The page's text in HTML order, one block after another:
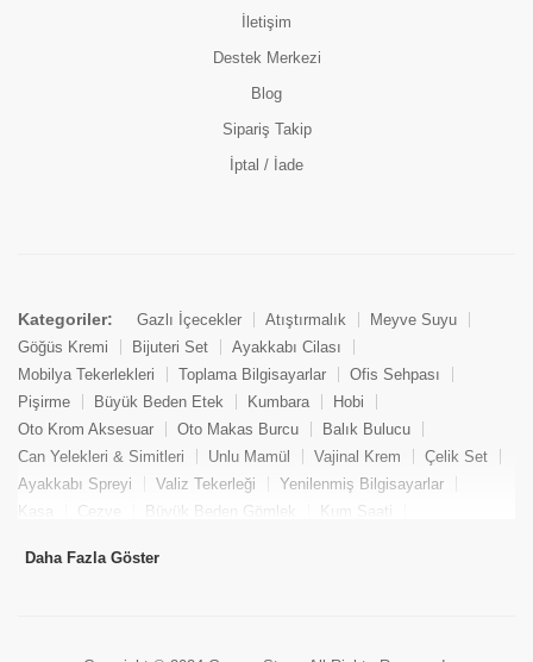
İletişim
Destek Merkezi
Blog
Sipariş Takip
İptal / İade
Kategoriler: Gazlı İçecekler Atıştırmalık
Meyve Suyu
Göğüs Kremi
Bijuteri Set
Ayakkabı Cilası
Mobilya Tekerlekleri
Toplama Bilgisayarlar
Ofis Sehpası
Pişirme
Büyük Beden Etek Kumbara
Hobi
Oto Krom Aksesuar
Oto Makas Burcu
Balık Bulucu
Can Yelekleri & Simitleri
Unlu Mamül Vajinal Krem
Çelik Set
Ayakkabı Spreyi
Valiz Tekerleği
Yenilenmiş Bilgisayarlar
Kasa
Cezve Büyük Beden Gömlek
Kum Saati
Tekne Bağlama & Demirleme
Daha Fazla Göster